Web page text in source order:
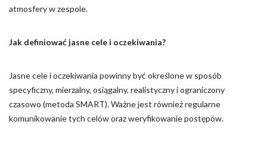
atmosfery w zespole.
Jak definiować jasne cele i oczekiwania?
Jasne cele i oczekiwania powinny być określone w sposób
specyficzny, mierzalny, osiągalny, realistyczny i ograniczony
czasowo (metoda SMART). Ważne jest również regularne
komunikowanie tych celów oraz weryfikowanie postępów.